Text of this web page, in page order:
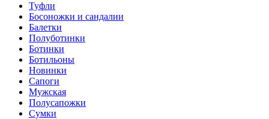
Туфли
Босоножки и сандалии
Балетки
Полуботинки
Ботинки
Ботильоны
Новинки
Сапоги
Мужская
Полусапожки
Сумки